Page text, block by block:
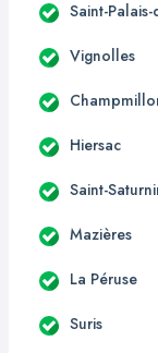
Saint-
Vignolles
Hiersac
Saint-
Mazières
La Péruse
Suris